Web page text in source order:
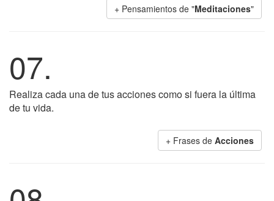
+ Pensamientos de "Meditaciones"
07.
Realiza cada una de tus acciones como si fuera la última
de tu vida.
+ Frases de Acciones